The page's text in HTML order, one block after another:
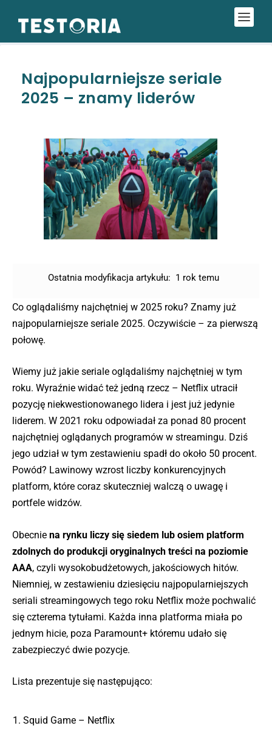
Najpopularniejsze seriale
2025 – znamy liderów
Ostatnia modyfikacja artykułu: 1 rok temu
Co oglądaliśmy najchętniej w 2025 roku? Znamy już
najpopularniejsze seriale 2025. Oczywiście – za pierwszą
połowę.
Wiemy już jakie seriale oglądaliśmy najchętniej w tym
roku. Wyraźnie widać też jedną rzecz – Netflix utracił
pozycję niekwestionowanego lidera i jest już jedynie
liderem. W 2021 roku odpowiadał za ponad 80 procent
najchętniej oglądanych programów w streamingu. Dziś
jego udział w tym zestawieniu spadł do około 50 procent.
Powód? Lawinowy wzrost liczby konkurencyjnych
platform, które coraz skuteczniej walczą o uwagę i
portfele widzów.
Obecnie na rynku liczy się siedem lub osiem platform
zdolnych do produkcji oryginalnych treści na poziomie
AAA, czyli wysokobudżetowych, jakościowych hitów.
Niemniej, w zestawieniu dziesięciu najpopularniejszych
seriali streamingowych tego roku Netflix może pochwalić
się czterema tytułami. Każda inna platforma miała po
jednym hicie, poza Paramount+ któremu udało się
zabezpieczyć dwie pozycje.
Lista prezentuje się następująco:
Squid Game – Netflix